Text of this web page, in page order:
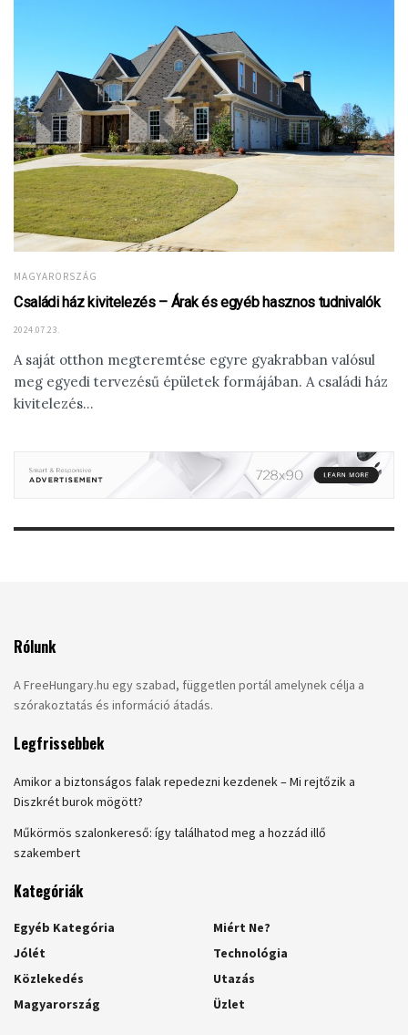
MAGYARORSZÁG
Családi ház kivitelezés – Árak és egyéb hasznos tudnivalók
2024.07.23.
A saját otthon megteremtése egyre gyakrabban valósul
meg egyedi tervezésű épületek formájában. A családi ház
kivitelezés...
Rólunk
A FreeHungary.hu egy szabad, független portál amelynek célja a
szórakoztatás és információ átadás.
Legfrissebbek
Amikor a biztonságos falak repedezni kezdenek – Mi rejtőzik a
Diszkrét burok mögött?
Műkörmös szalonkereső: így találhatod meg a hozzád illő
szakembert
Kategóriák
Egyéb Kategória
Jólét
Közlekedés
Magyarország
Miért Ne?
Technológia
Utazás
Üzlet